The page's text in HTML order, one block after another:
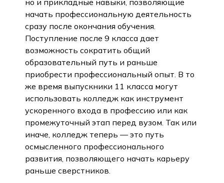
но и прикладные навыки, позволяющие
начать профессиональную деятельность
сразу после окончания обучения.
Поступление после 9 класса дает
возможность сократить общий
образовательный путь и раньше
приобрести профессиональный опыт. В то
же время выпускники 11 класса могут
использовать колледж как инструмент
ускоренного входа в профессию или как
промежуточный этап перед вузом. Так или
иначе, колледж теперь — это путь
осмысленного профессионального
развития, позволяющего начать карьеру
раньше сверстников.
Подписывайтесь, чтобы быть в курсе новых
возможностей! 🚀